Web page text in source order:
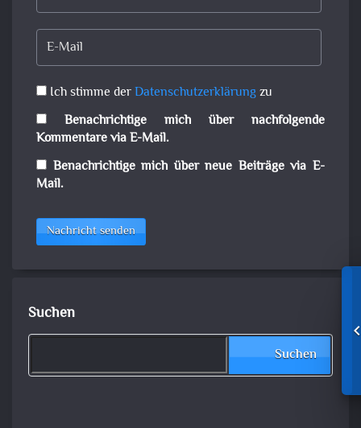
Ich stimme derDatenschutzerklärungzu
Benachrichtige mich über nachfolgende
Kommentare via E-Mail.
Benachrichtige mich über neue Beiträge via E-
Mail.
Nachricht senden
Suchen
Suchen